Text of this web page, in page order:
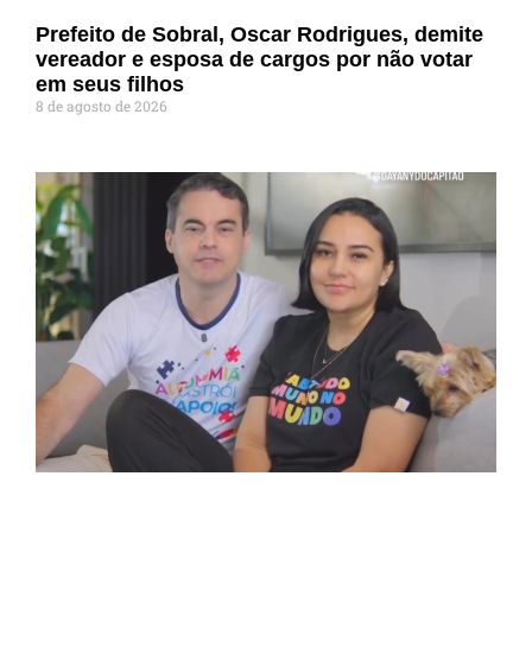
Prefeito de Sobral, Oscar Rodrigues, demite
vereador e esposa de cargos por não votar
em seus filhos
8 de agosto de 2026